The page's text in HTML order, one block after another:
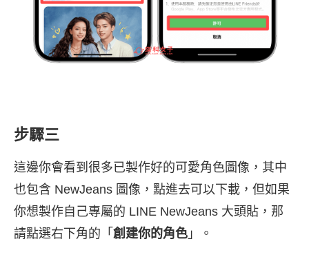
步驟三
這邊你會看到很多已製作好的可愛角色圖像，其中
也包含 NewJeans 圖像，點進去可以下載，但如果
你想製作自己專屬的 LINE NewJeans 大頭貼，那
請點選右下角的「 創建你的角色 」。